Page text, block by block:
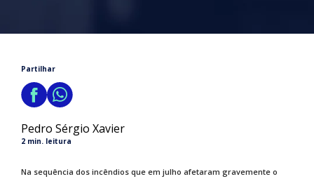
Partilhar
Pedro Sérgio Xavier
2 min. leitura
Na sequência dos incêndios que em julho afetaram gravemente o